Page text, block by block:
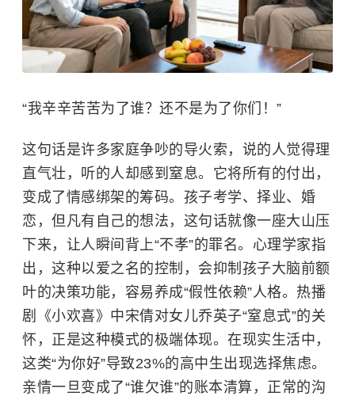
“我辛辛苦苦为了谁？还不是为了你们！”
这句话是许多家庭争吵的导火索，说的人觉得理
直气壮，听的人却感到窒息。它将所有的付出，
变成了情感绑架的筹码。孩子考学、择业、婚
恋，但凡有自己的想法，这句话就像一座大山压
下来，让人瞬间背上“不孝”的罪名。心理学家指
出，这种以爱之名的控制，会抑制孩子大脑前额
叶的决策功能，容易养成“假性依赖”人格。热播
剧《小欢喜》中宋倩对女儿乔英子“窒息式”的关
怀，正是这种模式的极端体现。在现实生活中，
这类“为你好”导致23%的高中生出现选择焦虑。
亲情一旦变成了“谁欠谁”的账本清算，正常的沟